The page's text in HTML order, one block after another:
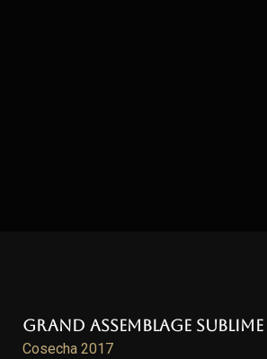
Grand Assemblage Sublime
Cosecha 2017